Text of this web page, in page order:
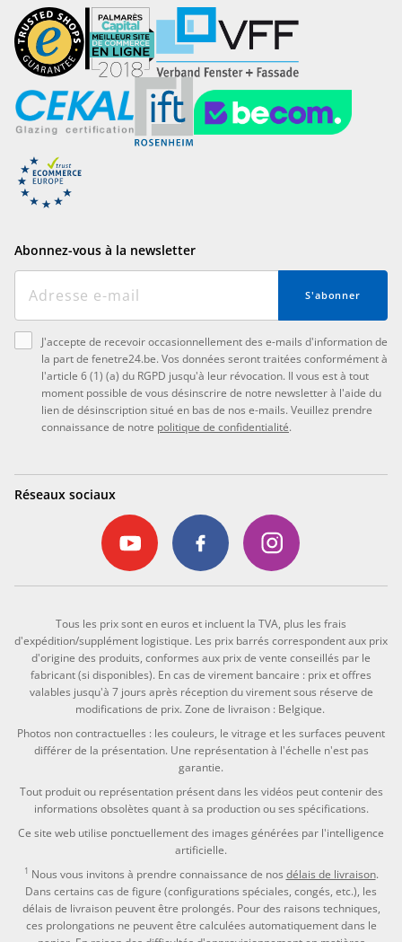
Abonnez-vous à la newsletter
S'abonner
J'accepte de recevoir occasionnellement des e-mails d'information de
la part de fenetre24.be. Vos données seront traitées conformément à
l'article 6 (1) (a) du RGPD jusqu'à leur révocation. Il vous est à tout
moment possible de vous désinscrire de notre newsletter à l'aide du
lien de désinscription situé en bas de nos e-mails. Veuillez prendre
connaissance de notre politique de confidentialité.
Réseaux sociaux
Tous les prix sont en euros et incluent la TVA, plus les frais
d'expédition/supplément logistique. Les prix barrés correspondent aux prix
d'origine des produits, conformes aux prix de vente conseillés par le
fabricant (si disponibles). En cas de virement bancaire : prix et offres
valables jusqu'à 7 jours après réception du virement sous réserve de
modifications de prix. Zone de livraison : Belgique.
Photos non contractuelles : les couleurs, le vitrage et les surfaces peuvent
différer de la présentation. Une représentation à l'échelle n'est pas
garantie.
Tout produit ou représentation présent dans les vidéos peut contenir des
informations obsolètes quant à sa production ou ses spécifications.
Ce site web utilise ponctuellement des images générées par l'intelligence
artificielle.
1 Nous vous invitons à prendre connaissance de nos délais de livraison.
Dans certains cas de figure (configurations spéciales, congés, etc.), les
délais de livraison peuvent être prolongés. Pour des raisons techniques,
ces prolongations ne peuvent être calculées automatiquement dans le